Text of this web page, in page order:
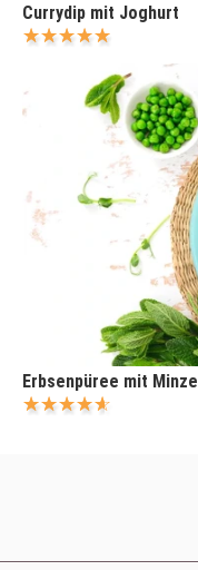
Currydip mit Joghurt
Erbsenpüree mit Minze